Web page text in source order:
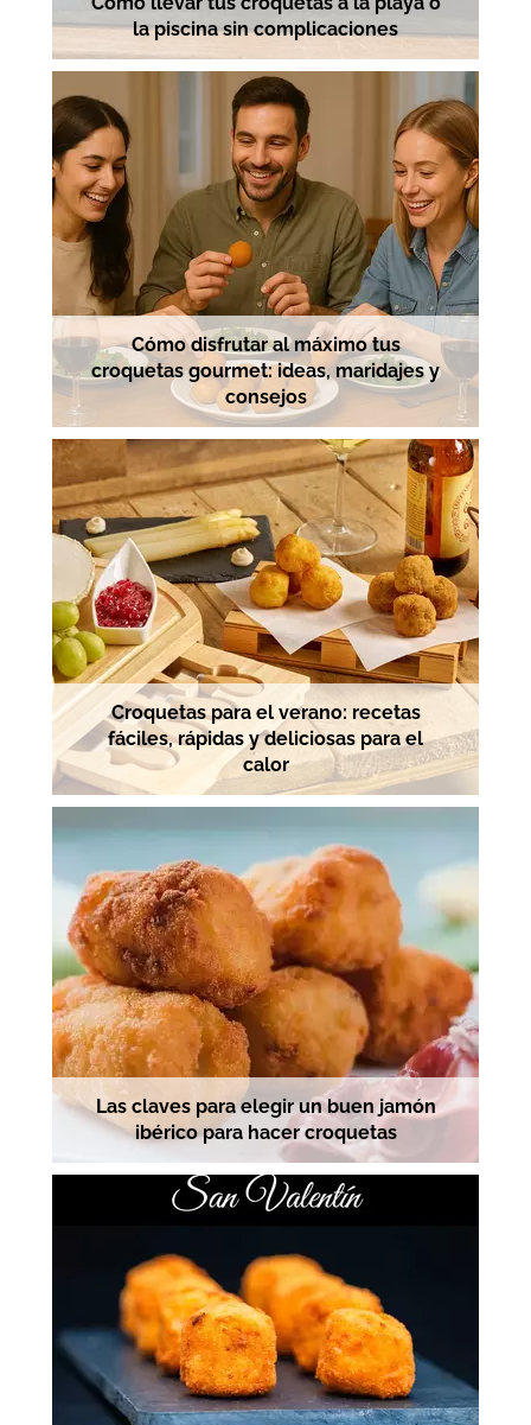
la piscina sin complicaciones
Cómo disfrutar al máximo tus
croquetas gourmet: ideas, maridajes y
consejos
Croquetas para el verano: recetas
fáciles, rápidas y deliciosas para el
calor
Las claves para elegir un buen jamón
ibérico para hacer croquetas